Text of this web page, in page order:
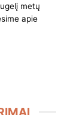
metų
apie